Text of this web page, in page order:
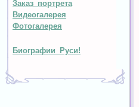
Заказ портрета
Видеогалерея
Фотогалерея
Биографии Руси!